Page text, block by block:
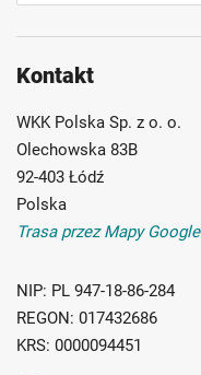
Kontakt
WKK Polska Sp. z o. o.
Olechowska 83B
92-403 Łódź
Polska
Trasa przez Mapy Google
NIP: PL 947-18-86-284
REGON: 017432686
KRS: 0000094451